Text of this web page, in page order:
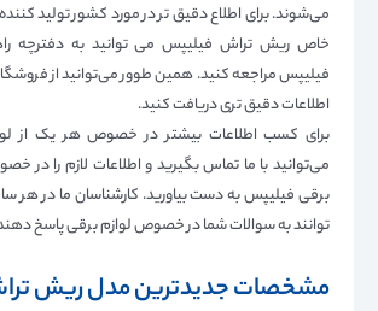
می‌شوند. برای اطلاع دقیق تر در مورد کشور تولید
خاص ریش تراش فیلیپس می توانید به دفترچه
فیلیپس مراجعه کنید. همین طوور می‌توانید از
اطلاعات دقیق تری دریافت کنید.
برای کسب اطلاعات بیشتر در خصوص هر یک از
می‌توانید با ما تماس بگیرید و اطلاعات لازم را در
برقی فیلیپس به دست بیاورید. کارشناسان ما در هر
توانند به سوالات شما در خصوص لوازم برقی پاسخ
مشخصات جدیدترین مدل ریش